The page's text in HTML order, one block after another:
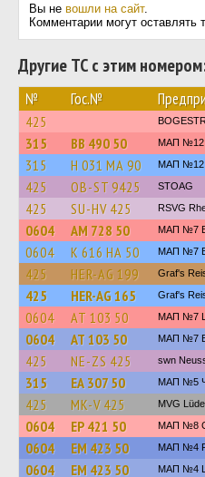
Вы не вошли на сайт.
Комментарии могут оставлять
Другие ТС с этим
№ Гос.№
425
315 ВВ 490 50 МАП №12
315 Н 031 МА 90 МАП №12
425 OB-ST 9425 STOAG
425 SU-HV 425 RSVG
0604 АМ 728 50 МАП №7
0604 К 616 НА 50 МАП №7
425 HER-AG 199 Graf's
425 HER-AG 165 Graf's
0604 АТ 103 50 МАП №7
0604 АТ 103 50 МАП №7
425 NE-ZS 425 swn
315 ЕА 307 50 МАП №5
425 MK-V 425 MVG
0604 ЕР 421 50 МАП №8
0604 ЕМ 423 50 МАП №4
0604 ЕМ 423 50 МАП №4